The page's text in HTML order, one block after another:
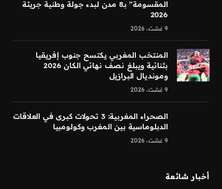
المقسومة” بـ8 مدن لبدء جولة وطنية جريئة
2026
9 غشت، 2026
المنتخب المغربي يكتسح جنوب إفريقيا
بثنائية ويبلغ نصف نهائي الكان 2026
ومونديال البرازيل
9 غشت، 2026
الصحراء المغربية: 3 تحولات كبرى في العلاقات
الدبلوماسية بين المغرب وكولومبيا
9 غشت، 2026
أخبار شائعة